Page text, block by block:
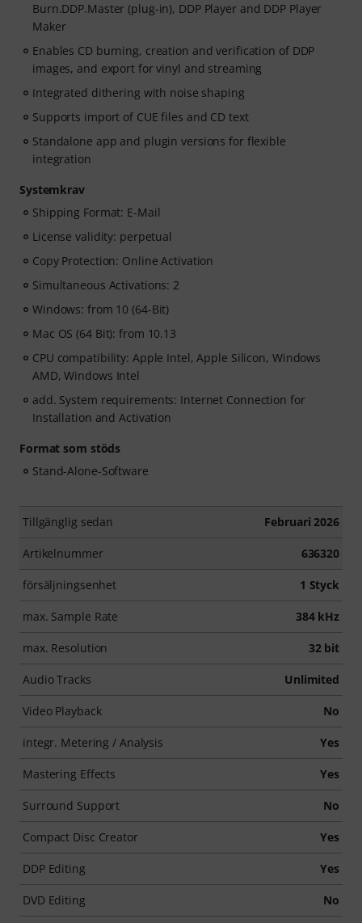
Burn.DDP.Master (plug-in), DDP Player and DDP Player
Maker
Enables CD burning, creation and verification of DDP
images, and export for vinyl and streaming
Integrated dithering with noise shaping
Supports import of CUE files and CD text
Standalone app and plugin versions for flexible
integration
Systemkrav
Shipping Format: E-Mail
License validity: perpetual
Copy Protection: Online Activation
Simultaneous Activations: 2
Windows: from 10 (64-Bit)
Mac OS (64 Bit): from 10.13
CPU compatibility: Apple Intel, Apple Silicon, Windows
AMD, Windows Intel
add. System requirements: Internet Connection for
Installation and Activation
Format som stöds
Stand-Alone-Software
Tillgänglig sedan Februari 2026
Artikelnummer 636320
försäljningsenhet 1 Styck
max. Sample Rate 384 kHz
max. Resolution 32 bit
Audio Tracks Unlimited
Video Playback No
integr. Metering / Analysis Yes
Mastering Effects Yes
Surround Support No
Compact Disc Creator Yes
DDP Editing Yes
DVD Editing No